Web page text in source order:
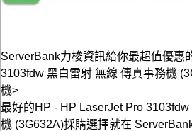
ServerBank力梭資訊給你最超值優惠
3103fdw 黑白雷射 無線 傳真事務機
機>
最好的HP - HP LaserJet Pro
機 (3G632A)採購選擇就在